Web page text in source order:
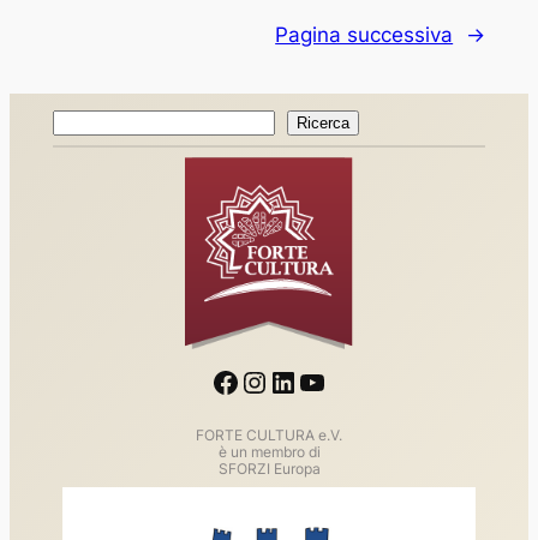
Pagina successiva →
Ricerca
Facebook Instagram LinkedIn YouTube
FORTE CULTURA e.V.
è un membro di
SFORZI Europa